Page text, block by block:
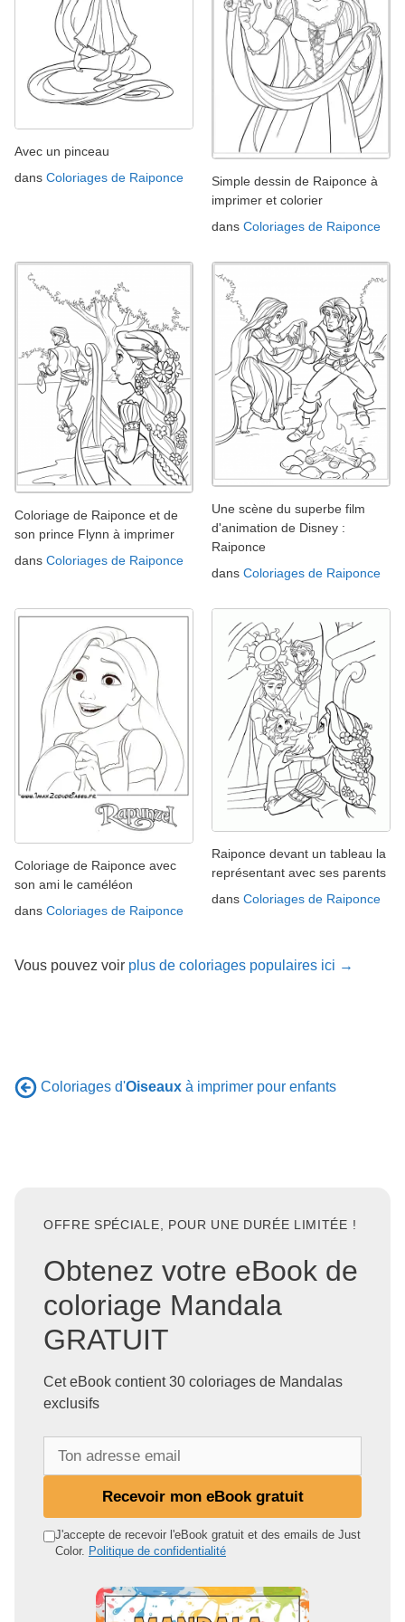
Avec un pinceau
dans Coloriages de Raiponce
Simple dessin de Raiponce à
imprimer et colorier
dans Coloriages de Raiponce
Coloriage de Raiponce et de
son prince Flynn à imprimer
dans Coloriages de Raiponce
Une scène du superbe film
d'animation de Disney :
Raiponce
dans Coloriages de Raiponce
Coloriage de Raiponce avec
son ami le caméléon
dans Coloriages de Raiponce
Raiponce devant un tableau la
représentant avec ses parents
dans Coloriages de Raiponce
Vous pouvez voir plus de coloriages populaires ici →
Coloriages d'Oiseaux à imprimer pour enfants
OFFRE SPÉCIALE, POUR UNE DURÉE LIMITÉE !
Obtenez votre eBook de
coloriage Mandala
GRATUIT
Cet eBook contient 30 coloriages de Mandalas
exclusifs
d
Recevoir mon eBook gratuit
J'accepte de recevoir l'eBook gratuit et des emails de Just
Color. Politique de confidentialité